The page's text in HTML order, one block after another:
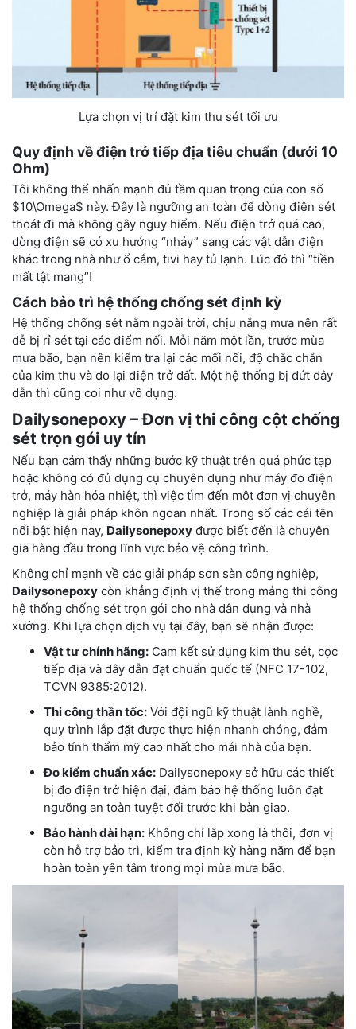
Lựa chọn vị trí đặt kim thu sét tối ưu
Quy định về điện trở tiếp địa tiêu chuẩn (dưới 10
Ohm)
Tôi không thể nhấn mạnh đủ tầm quan trọng của con số
$10\Omega$ này. Đây là ngưỡng an toàn để dòng điện sét
thoát đi mà không gây nguy hiểm. Nếu điện trở quá cao,
dòng điện sẽ có xu hướng “nhảy” sang các vật dẫn điện
khác trong nhà như ổ cắm, tivi hay tủ lạnh. Lúc đó thì “tiền
mất tật mang”!
Cách bảo trì hệ thống chống sét định kỳ
Hệ thống chống sét nằm ngoài trời, chịu nắng mưa nên rất
dễ bị rỉ sét tại các điểm nối. Mỗi năm một lần, trước mùa
mưa bão, bạn nên kiểm tra lại các mối nối, độ chắc chắn
của kim thu và đo lại điện trở đất. Một hệ thống bị đứt dây
dẫn thì cũng coi như vô dụng.
Dailysonepoxy – Đơn vị thi công cột chống
sét trọn gói uy tín
Nếu bạn cảm thấy những bước kỹ thuật trên quá phức tạp
hoặc không có đủ dụng cụ chuyên dụng như máy đo điện
trở, máy hàn hóa nhiệt, thì việc tìm đến một đơn vị chuyên
nghiệp là giải pháp khôn ngoan nhất. Trong số các cái tên
nổi bật hiện nay, Dailysonepoxy được biết đến là chuyên
gia hàng đầu trong lĩnh vực bảo vệ công trình.
Không chỉ mạnh về các giải pháp sơn sàn công nghiệp,
Dailysonepoxy còn khẳng định vị thế trong mảng thi công
hệ thống chống sét trọn gói cho nhà dân dụng và nhà
xưởng. Khi lựa chọn dịch vụ tại đây, bạn sẽ nhận được:
Vật tư chính hãng: Cam kết sử dụng kim thu sét, cọc
tiếp địa và dây dẫn đạt chuẩn quốc tế (NFC 17-102,
TCVN 9385:2012).
Thi công thần tốc: Với đội ngũ kỹ thuật lành nghề,
quy trình lắp đặt được thực hiện nhanh chóng, đảm
bảo tính thẩm mỹ cao nhất cho mái nhà của bạn.
Đo kiểm chuẩn xác: Dailysonepoxy sở hữu các thiết
bị đo điện trở hiện đại, đảm bảo hệ thống luôn đạt
ngưỡng an toàn tuyệt đối trước khi bàn giao.
Bảo hành dài hạn: Không chỉ lắp xong là thôi, đơn vị
còn hỗ trợ bảo trì, kiểm tra định kỳ hàng năm để bạn
hoàn toàn yên tâm trong mọi mùa mưa bão.